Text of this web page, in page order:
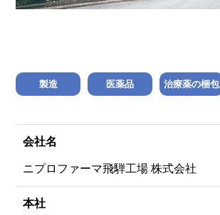
製造 医薬品 治療薬の梱包
会社名
ニプロファーマ飛騨工場 株式会社
本社